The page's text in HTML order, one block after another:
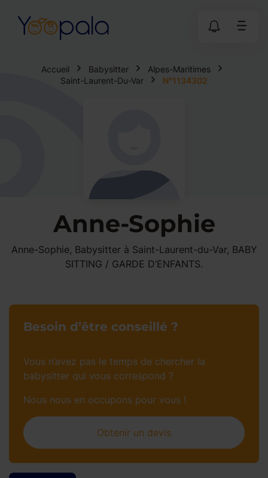
Accueil Babysitter
Alpes-Maritimes
Saint-Laurent-Du-Var
N°1134302
Anne-Sophie
Anne-Sophie, Babysitter à Saint-Laurent-du-Var, BABY
SITTING / GARDE D’ENFANTS.
Besoin d’être conseillé ?
Vous n’avez pas le temps de chercher la
babysitter qui vous correspond ?
Nous nous en occupons pour vous !
Obtenir un devis